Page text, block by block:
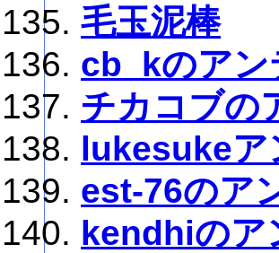
毛玉泥棒
cb_kのアン
チカコブの
lukesukeア
est-76のア
kendhiのア